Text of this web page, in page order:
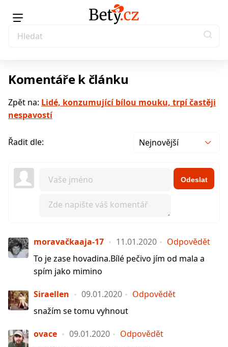
Komentáře k článku
Zpět na: Lidé, konzumující bílou mouku, trpí častěji
nespavostí
Řadit dle: Nejnovější
Odeslat
moravačkaaja-17 11.01.2020
Odpovědět
To je zase hovadina.Bílé pečivo jím od mala a
spím jako mimino
Siraellen 09.01.2020
Odpovědět
snažím se tomu vyhnout
ovace 09.01.2020
Odpovědět